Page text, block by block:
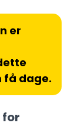
er
få dage.
for